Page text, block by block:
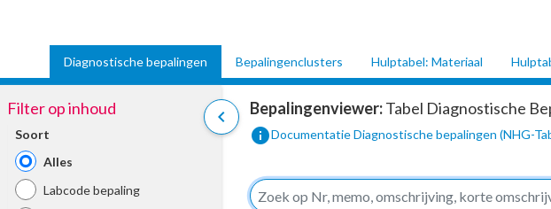
Diagnostische bepalingen Bepalingenclusters Hulptabel: Materiaal
chevron_left
Filter op inhoud
Soort
Alles
Labcode bepaling
Bepalingenviewer:Tabel Diagnostische
infoDocumentatie Diagnostische bepalingen (NHG-